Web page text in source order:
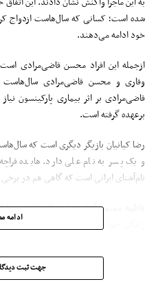
شده است؛ کسانی که سال‌هاست ازدواج
خود ادامه می‌دهند.
ازجمله این افراد محسن قاضی‌مرادی
وقاری و محسن قاضی‌مرادی
قاضی‌مرادی بر اثر بیماری پارکینسون
برعهده گرفته است.
رضا کیانیان بازیگر دیگری است که
و یک پسر به نام علی دارد. ‌هایده
نام‌آشنای ایرانی است که گاهی هم در
فاطمه
زندگی خود در کنار او ادامه داده
ماه به احمد گفتم با من ازدواج
حالا بیا یک‌سال با هم زندگی کنیم لااقل
جهت ثبت
ادامه